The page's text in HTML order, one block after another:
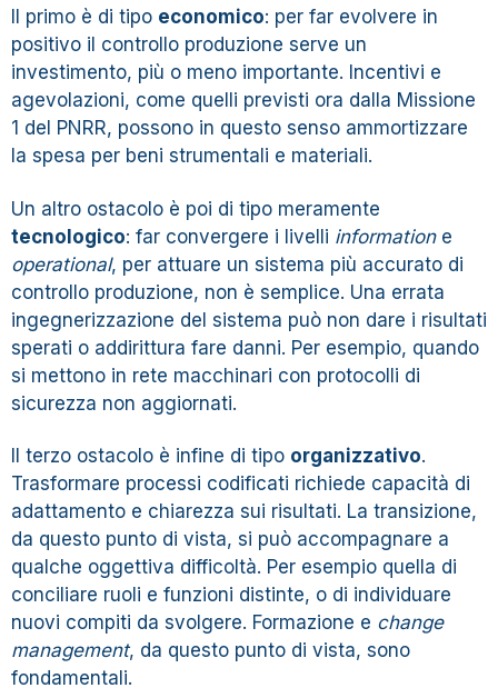
Il primo è di tipo economico: per far evolvere in
positivo il controllo produzione serve un
investimento, più o meno importante. Incentivi e
agevolazioni, come quelli previsti ora dalla Missione
1 del PNRR, possono in questo senso ammortizzare
la spesa per beni strumentali e materiali.
Un altro ostacolo è poi di tipo meramente
tecnologico: far convergere i livelli informatione
operational, per attuare un sistema più accurato di
controllo produzione, non è semplice. Una errata
ingegnerizzazione del sistema può non dare i risultati
sperati o addirittura fare danni. Per esempio, quando
si mettono in rete macchinari con protocolli di
sicurezza non aggiornati.
Il terzo ostacolo è infine di tipo organizzativo.
Trasformare processi codificati richiede capacità di
adattamento e chiarezza sui risultati. La transizione,
da questo punto di vista, si può accompagnare a
qualche oggettiva difficoltà. Per esempio quella di
conciliare ruoli e funzioni distinte, o di individuare
nuovi compiti da svolgere. Formazione e change
management, da questo punto di vista, sono
fondamentali.